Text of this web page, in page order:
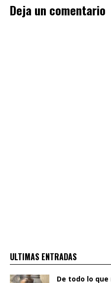
Deja un comentario
ULTIMAS ENTRADAS
De todo lo